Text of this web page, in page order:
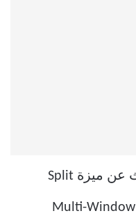
افتح تطبيق الإعدادات ، وابحث عن ميزة Split
Screen. يُطلق عليه أيضًا اسم Multi-Window